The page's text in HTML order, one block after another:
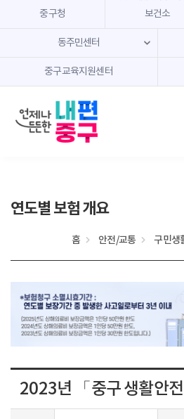
본문 내용 바로
주메뉴 바로가기
중구청 보건소
동주민센터
중구교육지원센터
연도별 보험 개요
홈 안전/교통 구민생
2023년 「중구 생활안